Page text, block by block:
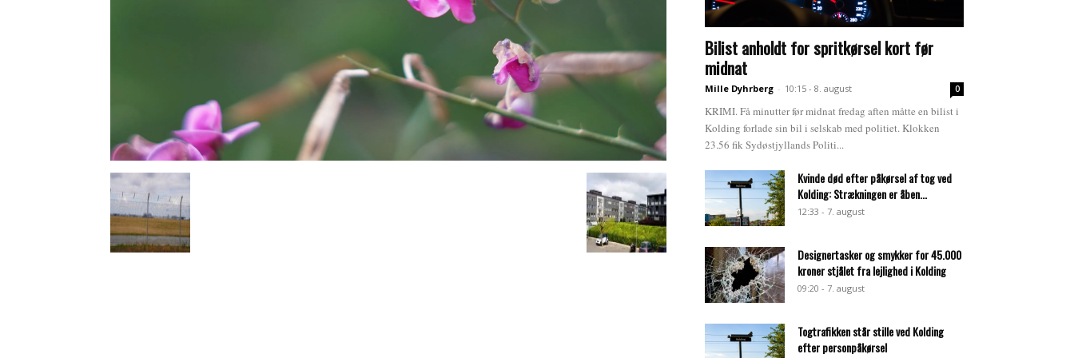
Bilist anholdt for spritkørsel kort før
midnat
Mille Dyhrberg - 10:15 - 8. august 0
KRIMI. Få minutter før midnat fredag aften måtte en bilist i
Kolding forlade sin bil i selskab med politiet. Klokken
23.56 fik Sydøstjyllands Politi...
Kvinde død efter påkørsel af tog ved
Kolding: Strækningen er åben...
12:33 - 7. august
Designertasker og smykker for 45.000
kroner stjålet fra lejlighed i Kolding
09:20 - 7. august
Togtrafikken står stille ved Kolding
efter personpåkørsel